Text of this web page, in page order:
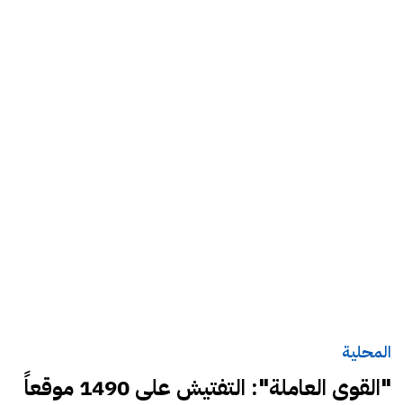
المحلية
"القوى العاملة": التفتيش على 1490 موقعاً